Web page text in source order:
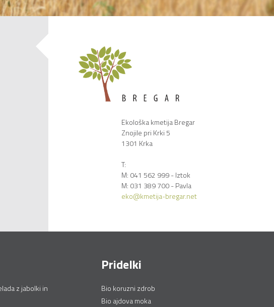
Ekološka kmetija Bregar
Znojile pri Krki 5
1301 Krka
T:
M: 041 562 999 - Iztok
M: 031 389 700 - Pavla
eko@kmetija-bregar.net
z jabolki in
Pridelki
Bio koruzni zdrob
Bio ajdova moka